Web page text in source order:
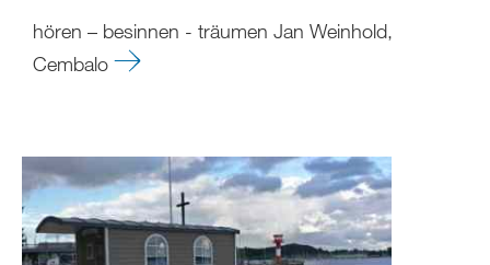
hören – besinnen - träumen Jan Weinhold,
Cembalo